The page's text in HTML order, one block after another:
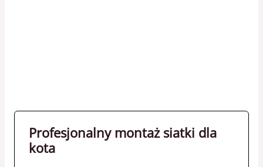
Profesjonalny montaż siatki dla
kota